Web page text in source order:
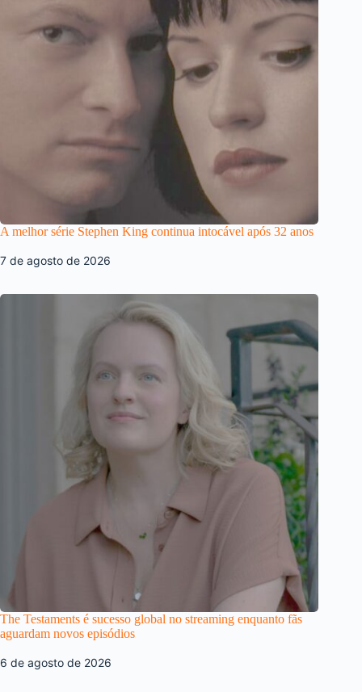
A melhor série Stephen King continua intocável após 32 anos
7 de agosto de 2026
The Testaments é sucesso global no streaming enquanto fãs
aguardam novos episódios
6 de agosto de 2026